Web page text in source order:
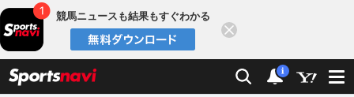
競馬ニュースも結果もすぐわかる
検索 通知
i